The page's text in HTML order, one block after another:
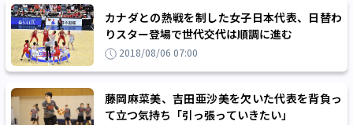
カナダとの熱戦を制した女子日本代表、日替わ
りスター登場で世代交代は順調に進む
2018/08/06 07:00
藤岡麻菜美、吉田亜沙美を欠いた代表を背負っ
て立つ気持ち「引っ張っていきたい」